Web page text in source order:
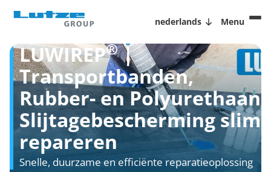
nederlands Menu
LUWIREP®|
Transportbanden,
Rubber- en Polyurethaan
Slijtagebescherming slim
repareren
Snelle, duurzame en efficiënte reparatieoplossing